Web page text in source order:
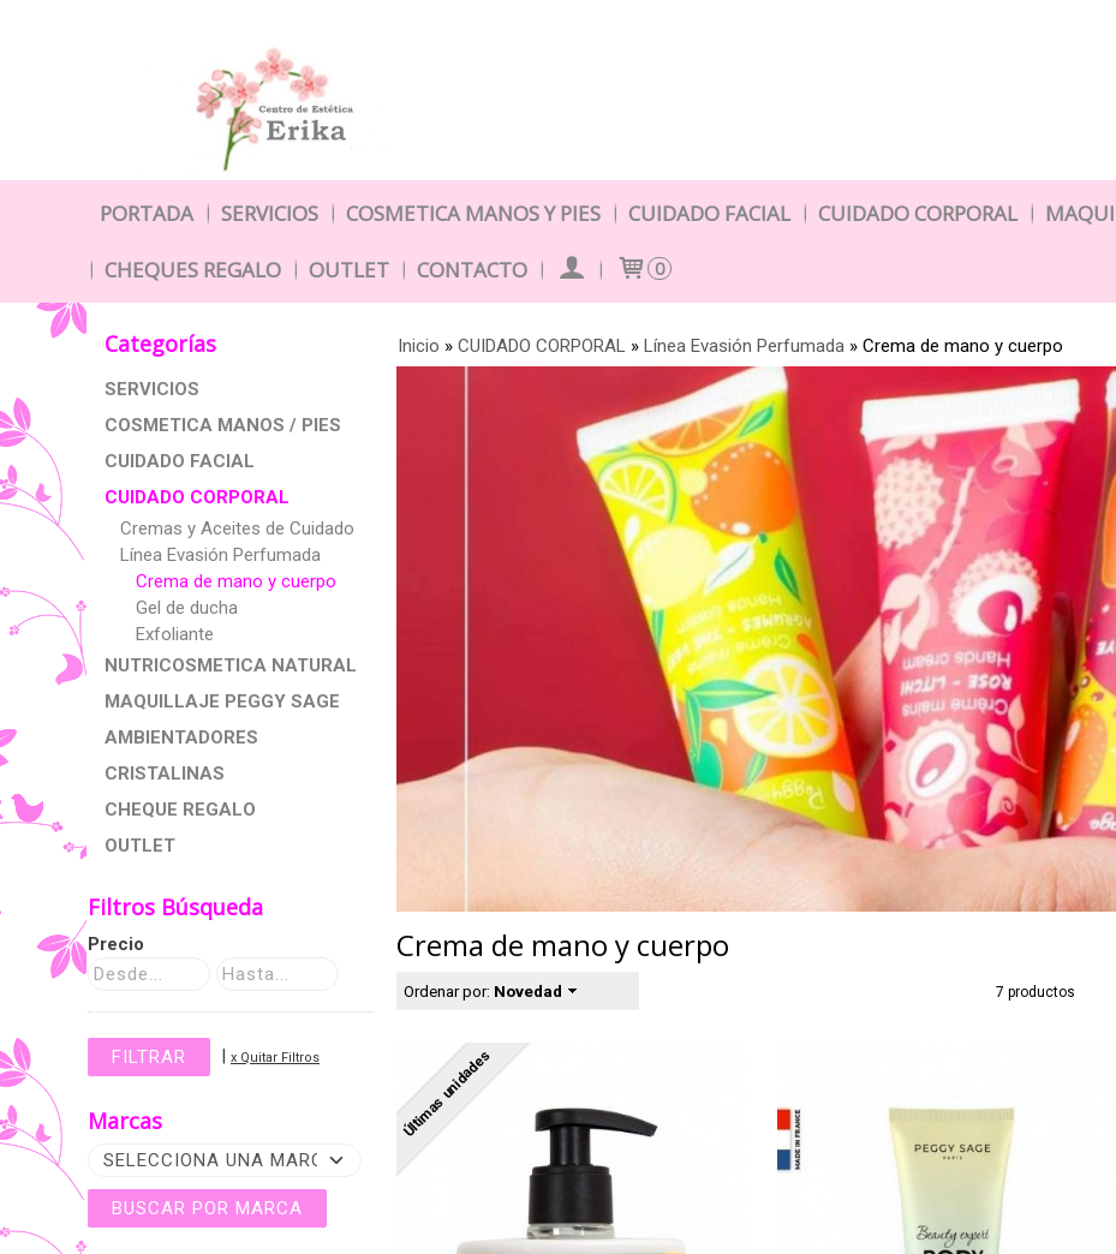
PORTADA SERVICIOS COSMETICA MANOS Y PIES CUIDADO FACIAL CUIDADO CORPORAL
CHEQUES REGALO OUTLET CONTACTO 0
Categorías
SERVICIOS
COSMETICA MANOS / PIES
CUIDADO FACIAL
CUIDADO CORPORAL
Cremas y Aceites de Cuidado
Línea Evasión Perfumada
Crema de mano y cuerpo
Gel de ducha
Exfoliante
NUTRICOSMETICA NATURAL
MAQUILLAJE PEGGY SAGE
AMBIENTADORES
CRISTALINAS
CHEQUE REGALO
OUTLET
Filtros Búsqueda
Precio
| x Quitar Filtros
Marcas
Inicio » CUIDADO CORPORAL » Línea Evasión Perfumada » Crema de mano y cuerpo
Crema de mano y cuerpo
Ordenar por: Novedad 7 productos
Últimas unidades